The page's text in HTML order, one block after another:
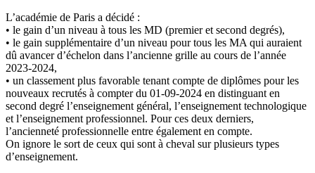
L’académie de Paris a décidé :
• le gain d’un niveau à tous les MD (premier et second degrés),
• le gain supplémentaire d’un niveau pour tous les MA qui auraient
dû avancer d’échelon dans l’ancienne grille au cours de l’année
2023-2024,
• un classement plus favorable tenant compte de diplômes pour les
nouveaux recrutés à compter du 01-09-2024 en distinguant en
second degré l’enseignement général, l’enseignement technologique
et l’enseignement professionnel. Pour ces deux derniers,
l’ancienneté professionnelle entre également en compte.
On ignore le sort de ceux qui sont à cheval sur plusieurs types
d’enseignement.